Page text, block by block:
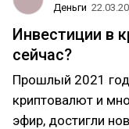
Деньги
Инвестиции в
сейчас?
Прошлый 2021
криптовалют и
эфир, достигли